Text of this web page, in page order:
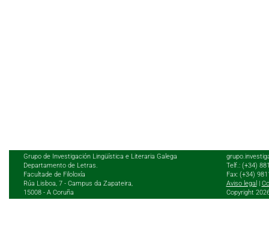
Grupo de Investigación Lingüística e Literaria Galega
Departamento de Letras.
Facultade de Filoloxía
Rúa Lisboa, 7 - Campus da Zapateira,
15008 - A Coruña
Telf.: (+34)
Fax: (+34)
Aviso legal
Copyright